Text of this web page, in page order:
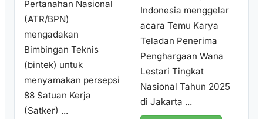
Pertanahan Nasional
(ATR/BPN)
mengadakan
Bimbingan Teknis
(bintek) untuk
menyamakan persepsi
88 Satuan Kerja
(Satker) ...
Indonesia menggelar
acara Temu Karya
Teladan Penerima
Penghargaan Wana
Lestari Tingkat
Nasional Tahun 2025
di Jakarta ...